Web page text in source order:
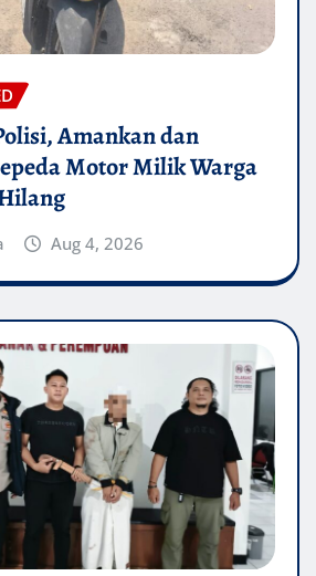
Amankan dan
Motor Milik Warga
Aug 4, 2026